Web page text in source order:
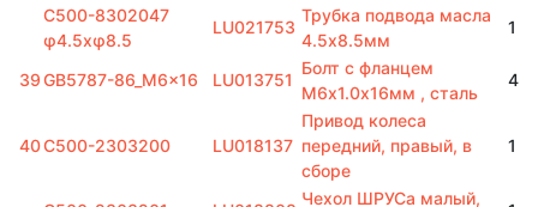
C500-8302047
φ4.5xφ8.5
LU021753
Трубка подвода масла
4.5х8.5мм
1
39GB5787-86_M6x16 LU013751
Болт с фланцем
M6х1.0х16мм , сталь
4
40C500-2303200 LU018137
Привод колеса
передний, правый, в
сборе
1
Чехол ШРУСа малый,